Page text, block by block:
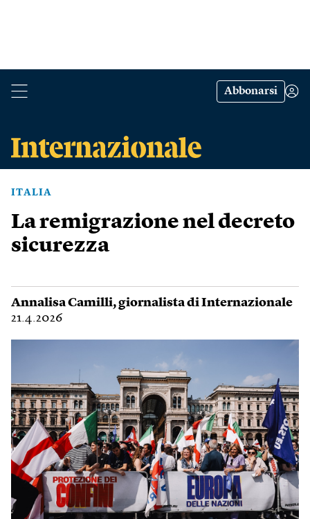
Abbonarsi
ITALIA
La remigrazione nel decreto
sicurezza
Annalisa Camilli, giornalista di Internazionale
21.4.2026